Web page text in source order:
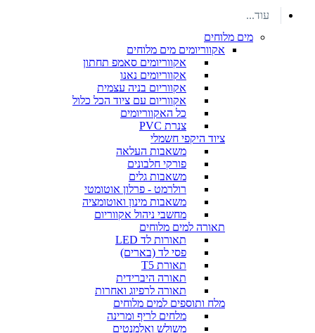
עוד...
מים מלוחים
אקווריומים מים מלוחים
אקווריומים סאמפ תחתון
אקווריומים נאנו
אקווריום בניה עצמית
אקווריום עם ציוד הכל כלול
כל האקווריומים
צנרת PVC
ציוד היקפי חשמלי
משאבות העלאה
פורקי חלבונים
משאבות גלים
רולרמט - פרלון אוטומטי
משאבות מינון ואוטומציה
מחשבי ניהול אקווריום
תאורה למים מלוחים
תאורות לד LED
פסי לד (בארים)
תאורת T5
תאורה היברידית
תאורה לרפיוג ואחרות
מלח ותוספים למים מלוחים
מלחים לריף ומרינה
משולש ואלמנטים